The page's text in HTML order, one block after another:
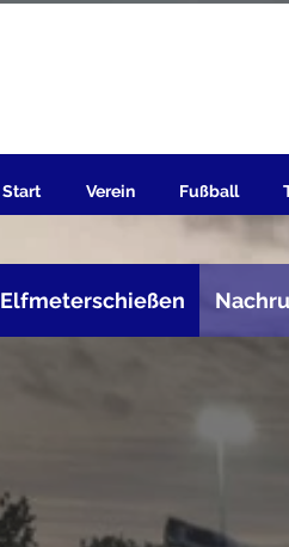
Elfmeterschießen
Start Verein Fußball